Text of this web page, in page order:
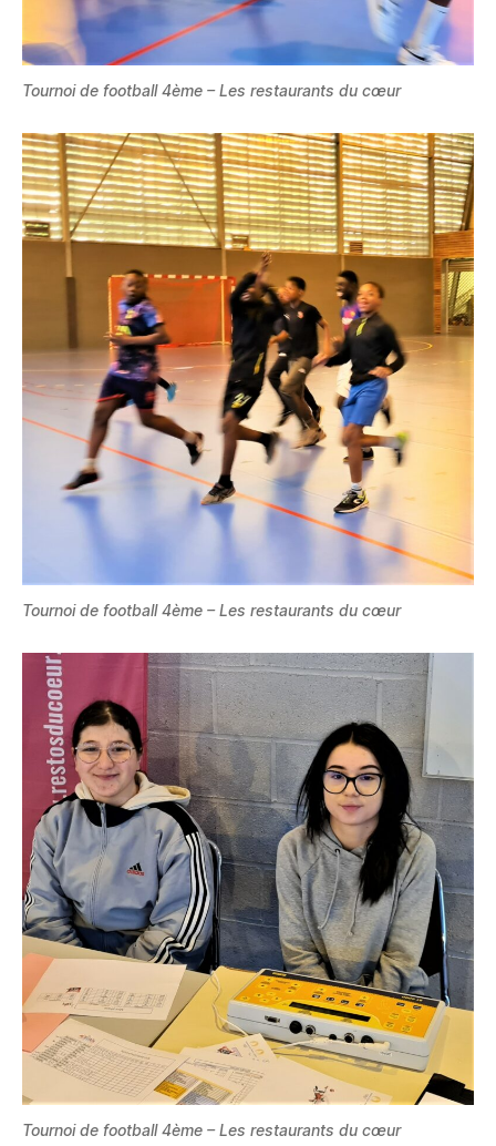
Tournoi de football 4ème – Les restaurants du cœur
Tournoi de football 4ème – Les restaurants du cœur
Tournoi de football 4ème – Les restaurants du cœur